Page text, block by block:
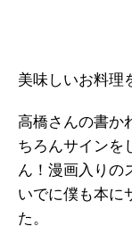
美味しいお料理
高橋さんの書か
ちろんサインを
ん！漫画入りの
いでに僕も本に
た。